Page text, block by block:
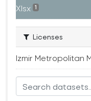
Xlsx 1
Licenses
Izmir Metropolitan